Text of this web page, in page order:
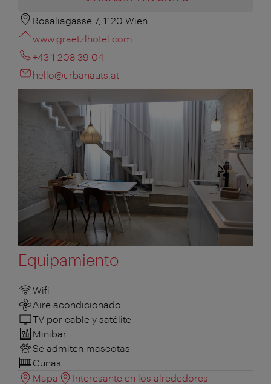
Rosaliagasse 7, 1120 Wien
www.graetzlhotel.com
+43 1 208 39 04
hello@urbanauts.at
Equipamiento
Wifi
Aire acondicionado
TV por cable y satélite
Minibar
Se admiten mascotas
Cunas
Mapa
Interesante en los alrededores